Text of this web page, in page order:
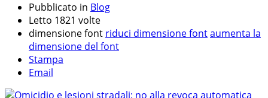
Pubblicato in Blog
Letto 1821 volte
dimensione font riduci dimensione fontaumenta la
dimensione del font
Stampa
Email